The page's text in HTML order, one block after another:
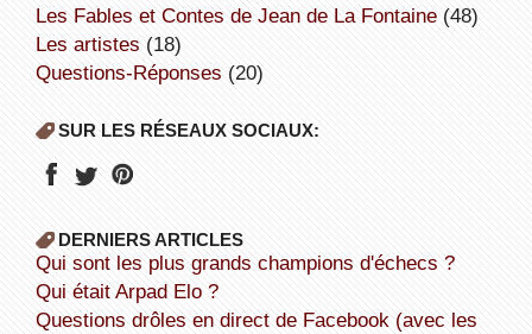
Les Fables et Contes de Jean de La Fontaine(48)
Les artistes (18)
Questions-Réponses (20)
SUR LES RÉSEAUX SOCIAUX:
DERNIERS ARTICLES
Qui sont les plus grands champions d'échecs ?
Qui était Arpad Elo ?
Questions drôles en direct de Facebook (avec les